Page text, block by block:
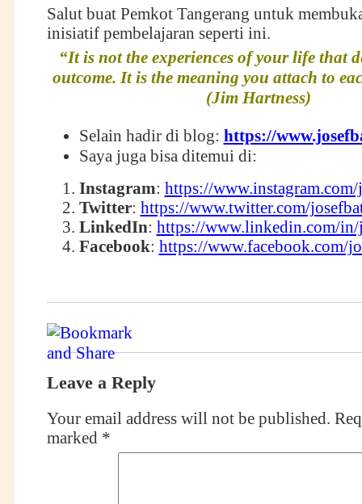
Salut buat Pemkot Tangerang untuk
inisiatif pembelajaran seperti ini.
“It is not the experiences of your life that
outcome. It is the meaning you attach to
(Jim Hartness)
Selain hadir di blog: https://
Saya juga bisa ditemui di:
Instagram: https://www.instagram.com/
Twitter: https://www.twitter.com/
LinkedIn: https://www.linkedin.com/in/
Facebook: https://www.facebook.com/
Leave a Reply
Your email address will not be published.
marked *